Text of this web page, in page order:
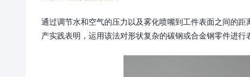
通过调节水和空气的压力以及雾化喷嘴到工件表面之间的
产实践表明，运用该法对形状复杂的碳钢或合金钢零件进行